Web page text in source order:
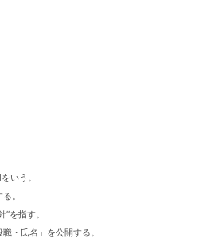
いう。
。
を指す。
・氏名」を公開する。